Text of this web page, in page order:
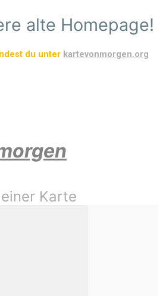
alte Homepage!
du unter kartevonmorgen.org
Karte